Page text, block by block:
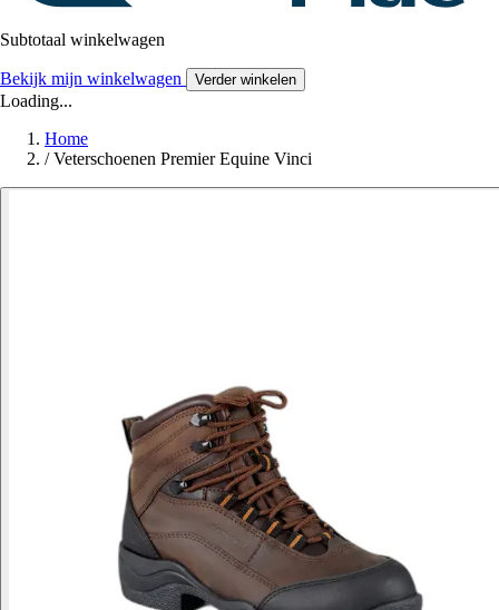
Subtotaal winkelwagen
Bekijk mijn winkelwagen Verder winkelen
Loading...
Home
/ Veterschoenen Premier Equine Vinci